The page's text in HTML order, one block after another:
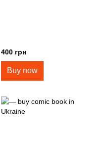
400 грн
Buy now